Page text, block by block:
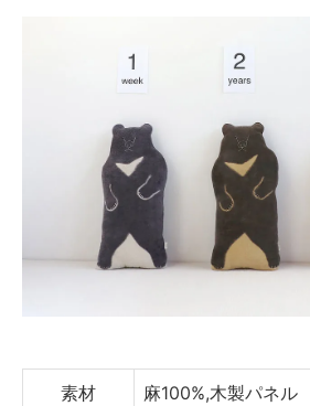
素材 麻100%,木製パネル